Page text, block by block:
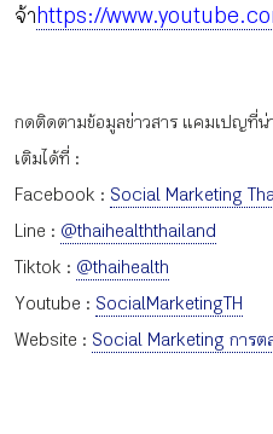
จ้าhttps://
กดติดตามข้อมูลข่าวสาร แคมเปญที่น่
เติมได้ที่ :
Facebook : Social Marketing
Line : @thaihealththailand
Tiktok : @thaihealth
Youtube : SocialMarketingTH
Website : Social Marketing การต